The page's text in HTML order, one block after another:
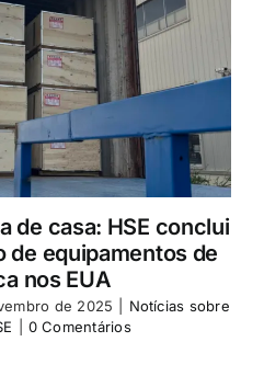
de casa: HSE conclui
de equipamentos de
nos EUA
de 2025
Notícias sobre
0 Comentários